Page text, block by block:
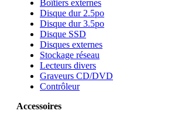
Boîtiers externes
Disque dur 2.5po
Disque dur 3.5po
Disque SSD
Disques externes
Stockage réseau
Lecteurs divers
Graveurs CD/DVD
Contrôleur
Accessoires